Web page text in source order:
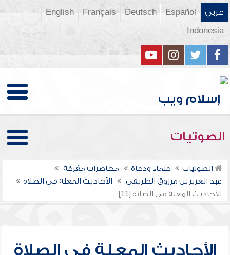
عربي Español
Deutsch
Français
English
Indonesia
الصوتيات
الصوتيات علماء ودعاة
محاضرات مفرغة
عبد العزيز بن مرزوق الطريفي
الأحاديث المعلة في الصلاة
الأحاديث المعلة في الصلاة [11]
الأحاديث المعلة في الصلاة